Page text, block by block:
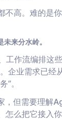
不高。难的是
来分水岭。
工作流编排这
企业需求已经
”。
，但需要理解
怎么把它接入你